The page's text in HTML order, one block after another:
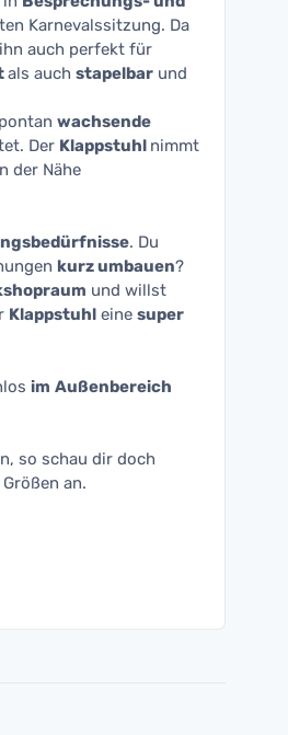
Karnevalssitzung. Da
auch perfekt für
als auch stapelbar und
wachsende
Der Klappstuhl nimmt
der Nähe
. Du
kurz umbauen?
und willst
Klappstuhl eine super
im Außenbereich
so schau dir doch
an.